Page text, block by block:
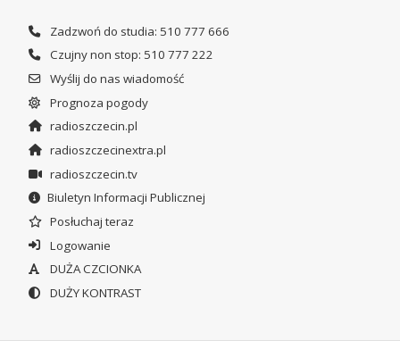
Zadzwoń do studia: 510 777 666
Czujny non stop: 510 777 222
Wyślij do nas wiadomość
Prognoza pogody
radioszczecin.pl
radioszczecinextra.pl
radioszczecin.tv
Biuletyn Informacji Publicznej
Posłuchaj teraz
Logowanie
DUŻA CZCIONKA
DUŻY KONTRAST